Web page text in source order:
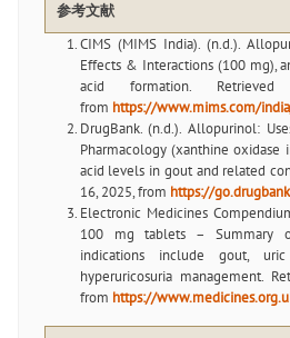
参考文献
CIMS (MIMS India). (n.d.).
Effects & Interactions (100 mg),
acid formation.
from https://www.mims.com/
DrugBank. (n.d.). Allopurinol:
Pharmacology (xanthine
acid levels in gout and related
16, 2025, from https://
Electronic Medicines
100 mg tablets – Summary
indications include gout,
hyperuricosuria management.
from https://